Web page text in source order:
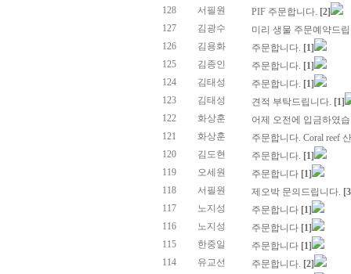
128
서필원 PIF 주문합니다. [2]
127
김광수
미리 생물 주문예약드
126
김용화 주문합니다. [1]
125
김종인 주문합니다. [1]
124
김태성 주문합니다. [1]
123
김태성 견적 부탁드립니다. [1]
122
화상훈
어제 오전에 입금하였
121
화상훈
주문합니다. Coral reef
120
김도현 주문합니다. [1]
119
오세원 주문합니다 [1]
118
서필원 제오박 문의드립니다.
117
노지성 주문합니다 [1]
116
노지성 주문합니다 [1]
115
한중일 주문합니다 [1]
114
유교선 주문합니다. [2]